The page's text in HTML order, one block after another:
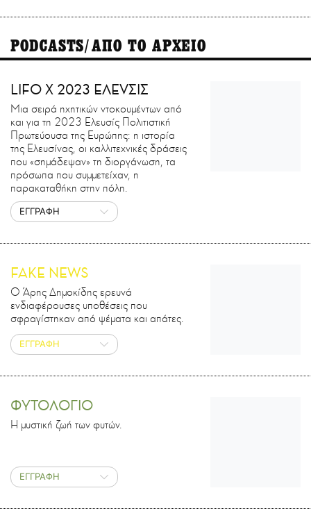
PODCASTS/ΑΠΟ ΤΟ ΑΡΧΕΙΟ
LIFO X 2023 ΕΛΕVΣΙΣ
Μια σειρά ηχητικών ντοκουμέντων από
και για τη 2023 Ελευσίς Πολιτιστική
Πρωτεύουσα της Ευρώπης: η ιστορία
της Ελευσίνας, οι καλλιτεχνικές δράσεις
που «σημάδεψαν» τη διοργάνωση, τα
πρόσωπα που συμμετείχαν, η
παρακαταθήκη στην πόλη.
ΕΓΓΡΑΦΗ
FAKE NEWS
Ο Άρης Δημοκίδης ερευνά
ενδιαφέρουσες υποθέσεις που
σφραγίστηκαν από ψέματα και απάτες.
ΕΓΓΡΑΦΗ
ΦΥΤΟΛΟΓΙΟ
Η μυστική ζωή των φυτών.
ΕΓΓΡΑΦΗ